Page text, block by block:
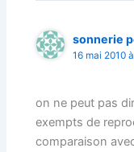
sonnerie
16 mai 2010
on ne peut pas
exempts de
comparaison